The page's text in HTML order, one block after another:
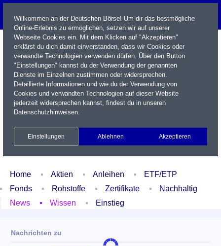
Name / WKN / ISIN / Kürzel
Xetra Realtime
Watchlist Portfolio Login
Home Aktien Anleihen
ETF/ETP
Fonds
Rohstoffe Zertifikate
Nachhaltig
News
Wissen Einstieg
Nachrichten zu
Willkommen an der Deutschen Börse! Um dir das bestmögliche
Online-Erlebnis zu ermöglichen, setzen wir auf unserer
Webseite Cookies ein. Mit dem Klicken auf "Akzeptieren"
erklärst du dich damit einverstanden, dass wir Cookies oder
verwandte Technologien verwenden dürfen. Über den Button
"Einstellungen" kannst du der Verwendung der genannten
Dienste im Einzelnen zustimmen oder widersprechen.
Detaillierte Informationen und wie du der Verwendung von
Cookies und verwandten Technologien auf dieser Website
jederzeit widersprechen kannst, findest du in unseren
Datenschutzhinweisen.
Einstellungen Ablehnen Akzeptieren